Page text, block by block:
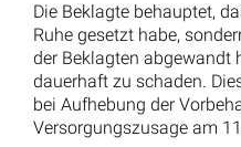
Die Beklagte behauptet,
Ruhe gesetzt habe,
der Beklagten abgewandt
dauerhaft zu schaden.
bei Aufhebung der
Versorgungszusage am